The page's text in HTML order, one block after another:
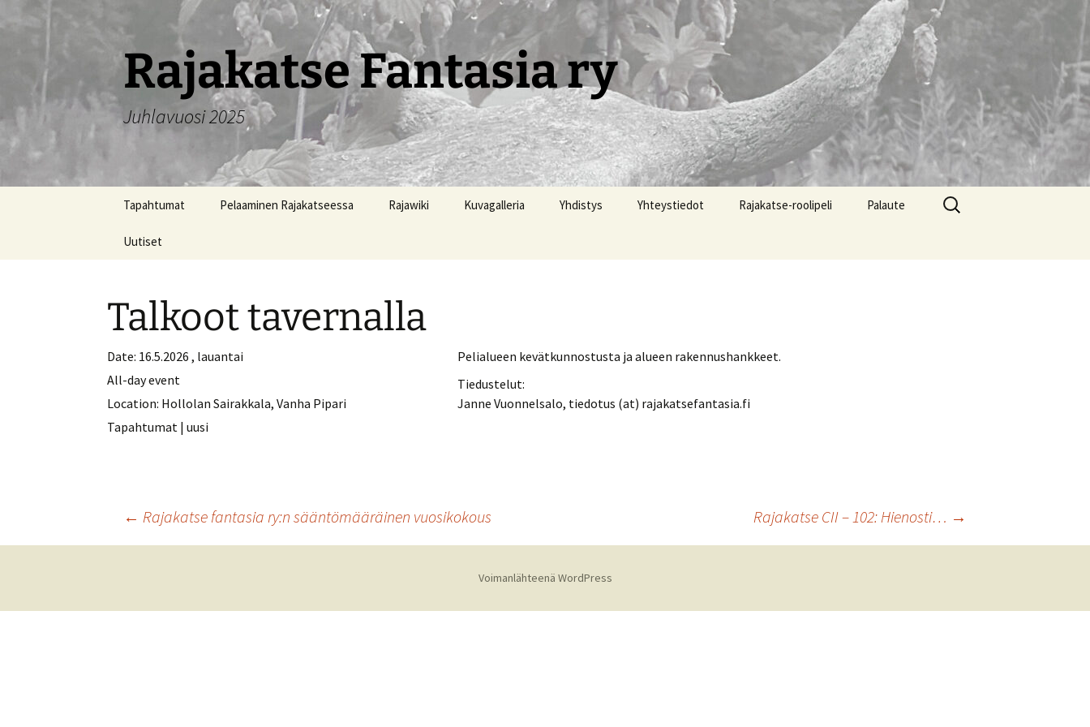
sisältöön
Rajakatse Fantasia ry
Juhlavuosi 2025
Tapahtumat Pelaaminen Rajakatseessa Rajawiki Kuvagalleria Yhdistys Yhteystiedot Rajakatse-roolipeli Palaute
Uutiset
Haku:
Talkoot tavernalla
Date: 16.5.2026 , lauantai
All-day event
Location: Hollolan Sairakkala, Vanha Pipari
Tapahtumat | uusi
Pelialueen kevätkunnostusta ja alueen rakennushankkeet.
Tiedustelut:
Janne Vuonnelsalo, tiedotus (at) rajakatsefantasia.fi
Artikkelien
← Rajakatse fantasia ry:n sääntömääräinen vuosikokous Rajakatse CII – 102: Hienosti… →
Voimanlähteenä WordPress